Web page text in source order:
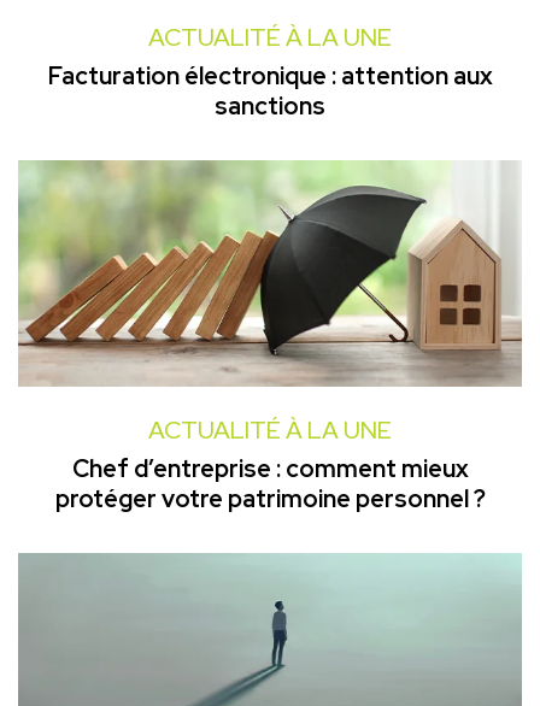
ACTUALITÉ À LA UNE
Facturation électronique : attention aux
sanctions
ACTUALITÉ À LA UNE
Chef d’entreprise : comment mieux
protéger votre patrimoine personnel ?